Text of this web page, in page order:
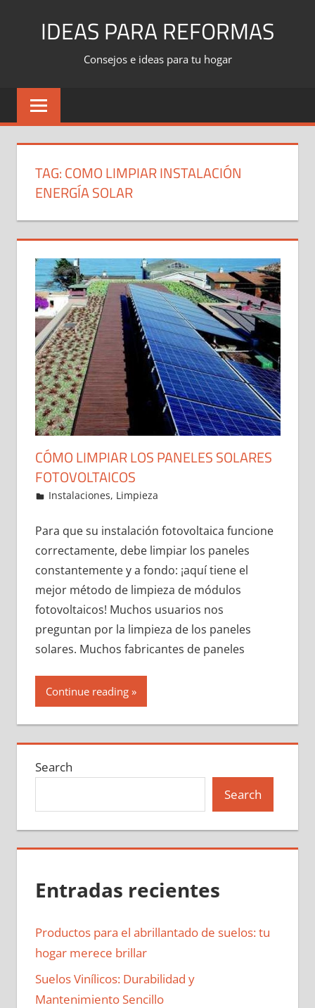
IDEAS PARA REFORMAS
Consejos e ideas para tu hogar
TAG:COMO LIMPIAR INSTALACIÓN
ENERGÍA SOLAR
CÓMO LIMPIAR LOS PANELES SOLARES
FOTOVOLTAICOS
13 de February de 2022
ideas2021
Instalaciones, Limpieza
Para que su instalación fotovoltaica funcione
correctamente, debe limpiar los paneles
constantemente y a fondo: ¡aquí tiene el
mejor método de limpieza de módulos
fotovoltaicos! Muchos usuarios nos
preguntan por la limpieza de los paneles
solares. Muchos fabricantes de paneles
Continue reading
Search
Search
Entradas recientes
Productos para el abrillantado de suelos: tu
hogar merece brillar
Suelos Vinílicos: Durabilidad y
Mantenimiento Sencillo